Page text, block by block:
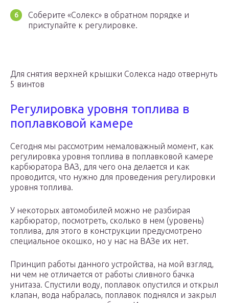
Соберите «Солекс» в обратном порядке и
приступайте к регулировке.
Для снятия верхней крышки Солекса надо отвернуть
5 винтов
Регулировка уровня топлива в
поплавковой камере
Сегодня мы рассмотрим немаловажный момент, как
регулировка уровня топлива в поплавковой камере
карбюратора ВАЗ, для чего она делается и как
проводится, что нужно для проведения регулировки
уровня топлива.
У некоторых автомобилей можно не разбирая
карбюратор, посмотреть, сколько в нем (уровень)
топлива, для этого в конструкции предусмотрено
специальное окошко, но у нас на ВАЗе их нет.
Принцип работы данного устройства, на мой взгляд,
ни чем не отличается от работы сливного бачка
унитаза. Спустили воду, поплавок опустился и открыл
клапан, вода набралась, поплавок поднялся и закрыл